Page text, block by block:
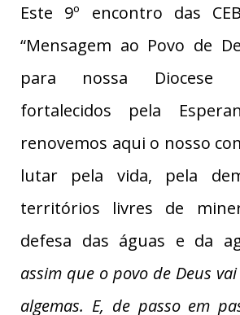
Este 9º encontro das
“Mensagem ao Povo de
para nossa Diocese
fortalecidos pela
renovemos aqui o nosso
lutar pela vida, pela
territórios livres de
defesa das águas e da
assim que o povo de Deus
algemas. E, de passo em